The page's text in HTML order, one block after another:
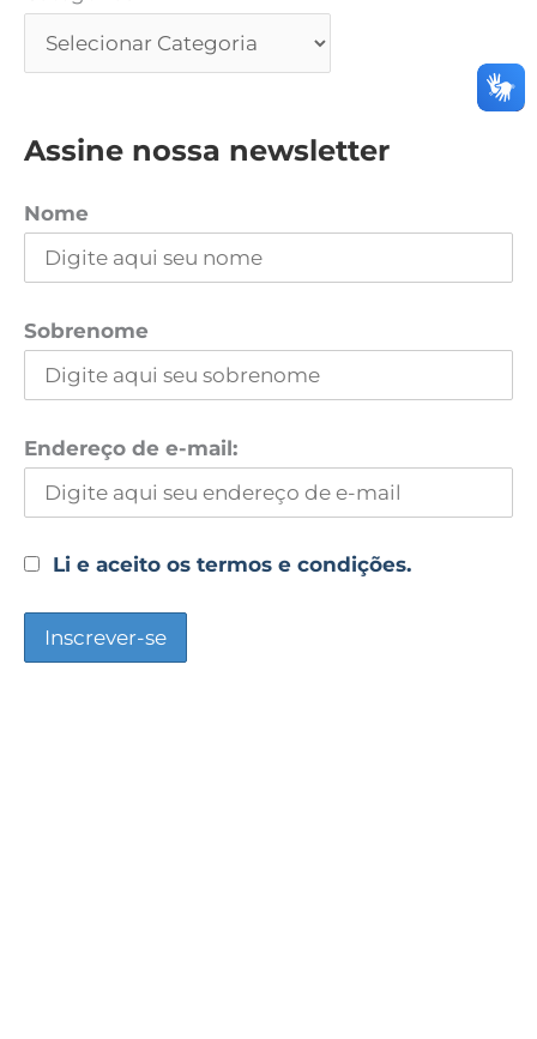
Assine nossa newsletter
Nome
Sobrenome
Endereço de e-mail:
Li e aceito os termos e condições.